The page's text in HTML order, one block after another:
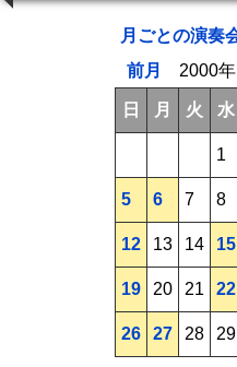
月ごとの演奏
前月
2000
日 月 火 水
1
5 6 7 8
12 13 14 15
19 20 21 22
26 27 28 29